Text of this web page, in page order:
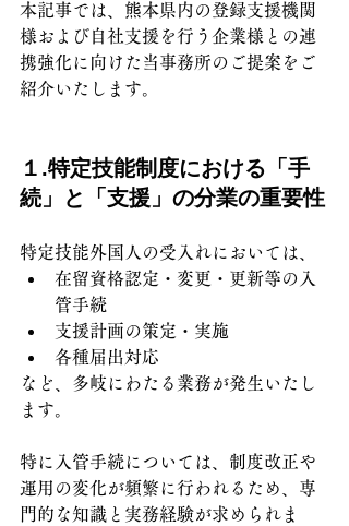
本記事では、熊本県内の登録支援機関
様および自社支援を行う企業様との連
携強化に向けた当事務所のご提案をご
紹介いたします。
１.特定技能制度における「手
続」と「支援」の分業の重要性
特定技能外国人の受入れにおいては、
在留資格認定・変更・更新等の入
管手続
支援計画の策定・実施
各種届出対応
など、多岐にわたる業務が発生いたし
ます。
特に入管手続については、制度改正や
運用の変化が頻繁に行われるため、専
門的な知識と実務経験が求められま